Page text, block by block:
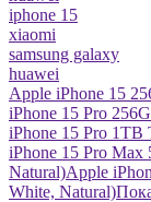
iphone 15
xiaomi
samsung galaxy
huawei
Apple iPhone 15
iPhone 15 Pro
iPhone 15 Pro 1TB
iPhone 15 Pro
Natural)Apple
White, Natural)